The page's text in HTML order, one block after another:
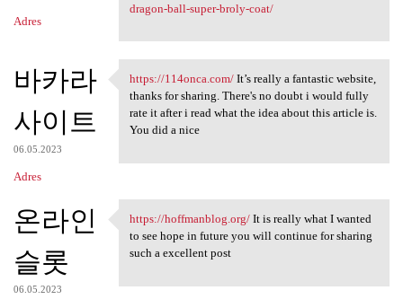
Adres
dragon-ball-super-broly-coat/
바카라
사이트
06.05.2023
Adres
https://114onca.com/ It’s
https://114onca.com/It’s really a fantastic website,
thanks for sharing. There's no doubt i would fully
rate it after i read what the idea about this article is.
You did a nice
온라인
슬롯
06.05.2023
https://hoffmanblog.org/ It
https://hoffmanblog.org/It is really what I wanted
to see hope in future you will continue for sharing
such a excellent post